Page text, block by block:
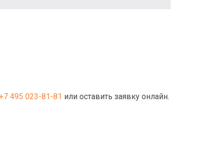
495 023-81-81 или оставить заявку онлайн.